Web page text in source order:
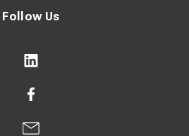
Follow Us